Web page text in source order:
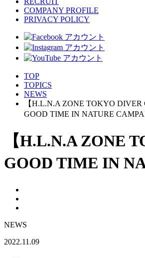
COMPANY PROFILE
PRIVACY POLICY
TOP
TOPICS
NEWS
【H.L.N.A ZONE TOKYO DIVER
GOOD TIME IN NATURE
【H.L.N.A ZONE
GOOD TIME IN
NEWS
2022.11.09